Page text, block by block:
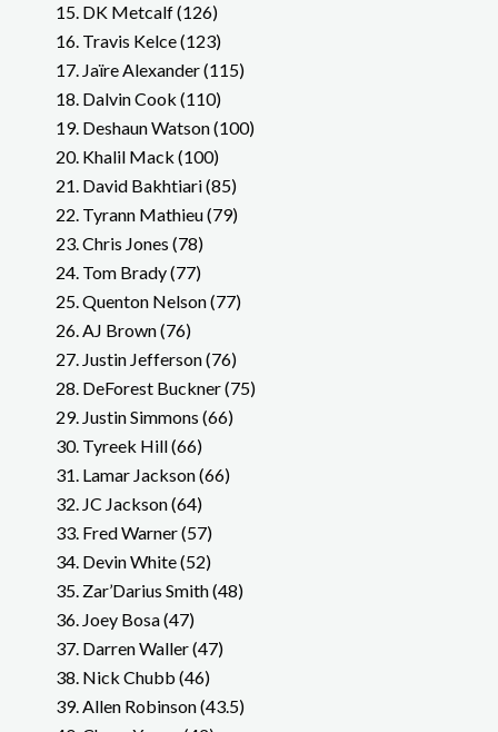
DK Metcalf (126)
Travis Kelce (123)
Jaïre Alexander (115)
Dalvin Cook (110)
Deshaun Watson (100)
Khalil Mack (100)
David Bakhtiari (85)
Tyrann Mathieu (79)
Chris Jones (78)
Tom Brady (77)
Quenton Nelson (77)
AJ Brown (76)
Justin Jefferson (76)
DeForest Buckner (75)
Justin Simmons (66)
Tyreek Hill (66)
Lamar Jackson (66)
JC Jackson (64)
Fred Warner (57)
Devin White (52)
Zar’Darius Smith (48)
Joey Bosa (47)
Darren Waller (47)
Nick Chubb (46)
Allen Robinson (43.5)